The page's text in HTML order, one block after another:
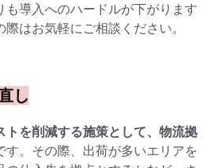
も導入へのハードルが下がります
はお気軽にご相談ください。
し
トを削減する施策として、物流拠
す。その際、出荷が多いエリアを